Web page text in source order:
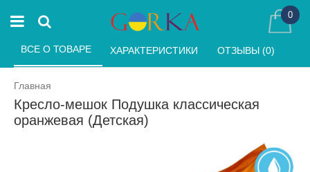
0
Главная
Кресло-мешок Подушка классическая
оранжевая (Детская)
ВСЕ О ТОВАРЕ ХАРАКТЕРИСТИКИ ОТЗЫВЫ (0)